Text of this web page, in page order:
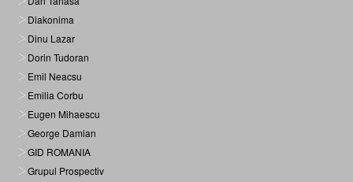
Diakonima
Dinu Lazar
Dorin Tudoran
Emil Neacsu
Emilia Corbu
Eugen Mihaescu
George Damian
GID ROMANIA
Grupul Prospectiv